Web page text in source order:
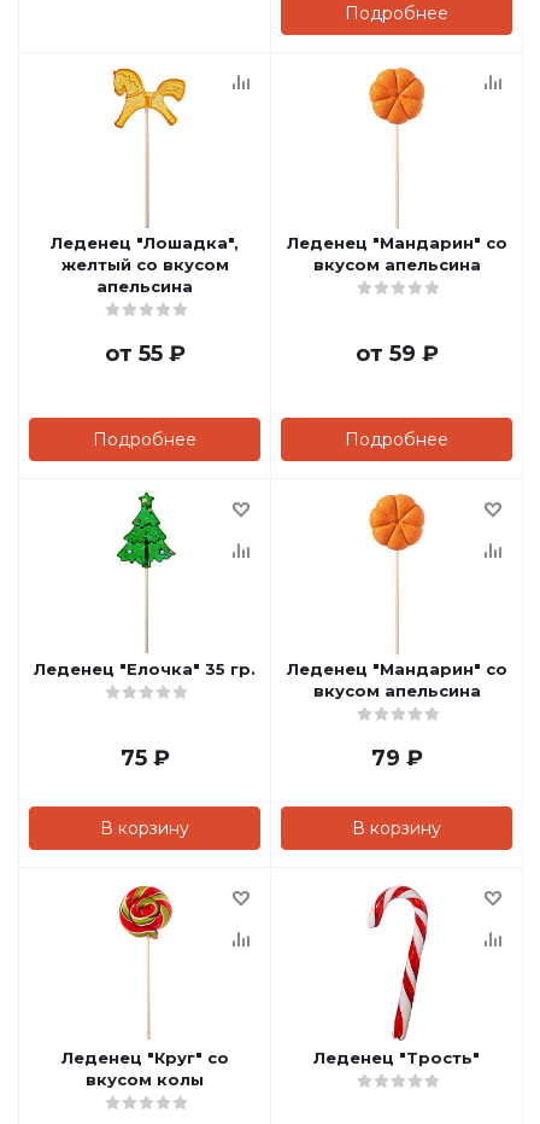
Подробнее
Леденец "Лошадка",
желтый со вкусом
апельсина
от 55 ₽
Подробнее
Леденец "Мандарин" со
вкусом апельсина
от 59 ₽
Подробнее
Леденец "Елочка" 35 гр.
75₽
В корзину
Леденец "Мандарин" со
вкусом апельсина
79 ₽
В корзину
Леденец "Круг" со
вкусом колы
Леденец "Трость"